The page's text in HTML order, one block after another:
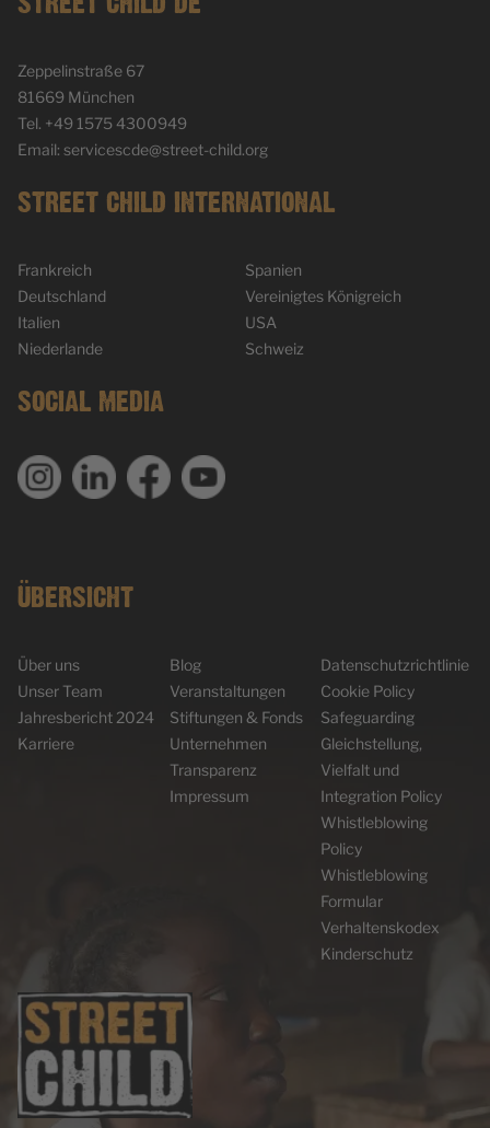
STREET CHILD DE
Zeppelinstraße 67
81669 München
Tel. +49 1575 4300949
Email: servicescde@street-child.org
STREET CHILD INTERNATIONAL
Frankreich
Deutschland
Italien
Niederlande
Spanien
Vereinigtes Königreich
USA
Schweiz
SOCIAL MEDIA
ÜBERSICHT
Über uns
Unser Team
Jahresbericht 2024
Karriere
Blog
Veranstaltungen
Stiftungen & Fonds
Unternehmen
Transparenz
Impressum
Datenschutzrichtlinie
Cookie Policy
Safeguarding
Gleichstellung,
Vielfalt und
Integration Policy
Whistleblowing
Policy
Whistleblowing
Formular
Verhaltenskodex
Kinderschutz